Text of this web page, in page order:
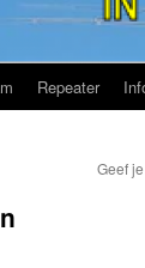
Repeater
Geef